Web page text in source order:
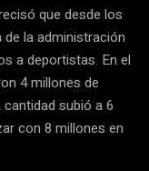
que desde los
la administración
a deportistas. En el
4 millones de
subió a 6
con 8 millones en